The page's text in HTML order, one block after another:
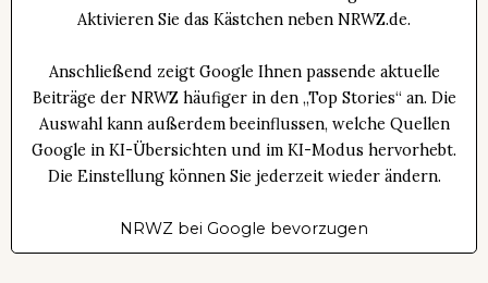
Aktivieren Sie das Kästchen neben NRWZ.de.
Anschließend zeigt Google Ihnen passende aktuelle
Beiträge der NRWZ häufiger in den „Top Stories“ an. Die
Auswahl kann außerdem beeinflussen, welche Quellen
Google in KI-Übersichten und im KI-Modus hervorhebt.
Die Einstellung können Sie jederzeit wieder ändern.
NRWZ bei Google bevorzugen